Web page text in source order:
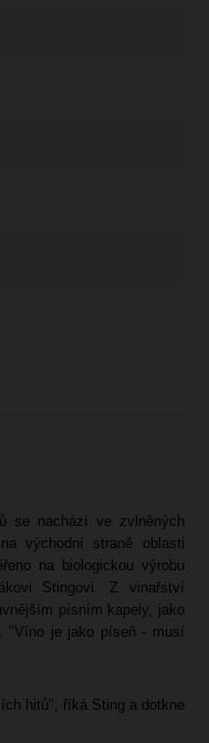
se nachází ve zvlněných
východní straně oblasti
na biologickou výrobu
Stingovi. Z vinařství
písním kapely, jako
"Víno je jako píseň - musí
hitů", říká Sting a dotkne